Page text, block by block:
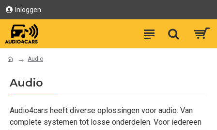
Inloggen
Audio
Audio
Audio4cars heeft diverse oplossingen voor audio. Van
complete systemen tot losse onderdelen. Voor iedereen